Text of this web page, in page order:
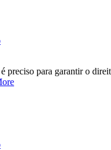
preciso para garantir o